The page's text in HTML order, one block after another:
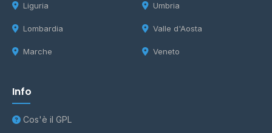
Liguria
Lombardia
Marche
Umbria
Valle d'Aosta
Veneto
Info
Cos'è il GPL